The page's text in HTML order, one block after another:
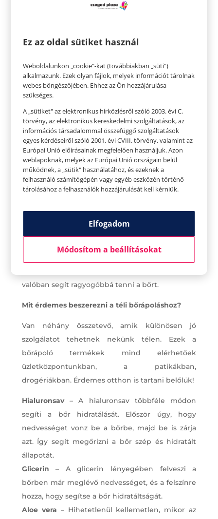
Ha a bőröd fakó:
érdemes gyengéd, kémiai hámlasztóval
valóban segít ragyogóbbá tenni a bőrt.
Mit érdemes beszerezni a téli bőrápoláshoz?
Van néhány összetevő, amik különösen jó
szolgálatot tehetnek nekünk télen. Ezek a
bőrápoló termékek mind elérhetőek
üzletközpontunkban, a patikákban,
drogériákban. Érdemes otthon is tartani belőlük!
Hialuronsav– A hialuronsav többféle módon
segíti a bőr hidratálását. Először úgy, hogy
nedvességet vonz be a bőrbe, majd be is zárja
azt. Így segít megőrizni a bőr szép és hidratált
állapotát.
Glicerin – A glicerin lényegében felveszi a
bőrben már meglévő nedvességet, és a felszínre
hozza, hogy segítse a bőr hidratáltságát.
Aloe vera – Hihetetlenül kellemetlen, mikor az
Ez az oldal sütiket használ
Weboldalunkon „cookie"-kat (továbbiakban „süti")
alkalmazunk. Ezek olyan fájlok, melyek információt tárolnak
webes böngészőjében. Ehhez az Ön hozzájárulása
szükséges.
A „sütiket" az elektronikus hírközlésről szóló 2003. évi C.
törvény, az elektronikus kereskedelmi szolgáltatások, az
információs társadalommal összefüggő szolgáltatások
egyes kérdéseiről szóló 2001. évi CVIII. törvény, valamint az
Európai Unió előírásainak megfelelően használjuk. Azon
weblapoknak, melyek az Európai Unió országain belül
működnek, a „sütik" használatához, és ezeknek a
felhasználó számítógépén vagy egyéb eszközén történő
tárolásához a felhasználók hozzájárulását kell kérniük.
Elfogadom
Módosítom a beállításokat